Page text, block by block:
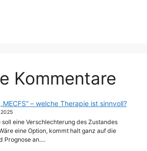
Kommentare
„MECFS“ – welche Therapie ist sinnvoll?
soll eine Verschlechterung des Zustandes
eine Option, kommt halt ganz auf die
Prognose an.…